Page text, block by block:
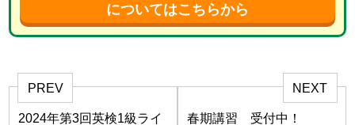
についてはこちらから
PREV
2024年第3回英検1級ライ
NEXT
春期講習 受付中！